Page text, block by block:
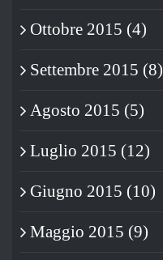
Ottobre 2015 (4)
Settembre 2015 (8)
Agosto 2015 (5)
Luglio 2015 (12)
Giugno 2015 (10)
Maggio 2015 (9)